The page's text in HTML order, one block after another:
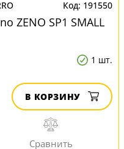
191550
ZENO SP1 SMALL
1 шт.
В КОРЗИНУ